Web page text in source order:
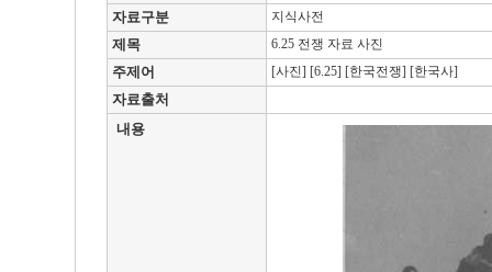
자료구분 지식사전
제목 6.25 전쟁 자료 사진
주제어 [사진] [6.25] [한국전쟁] [한국사]
자료출처
내용